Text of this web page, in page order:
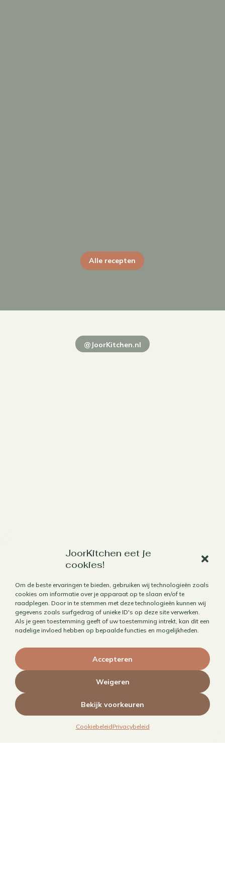
JoorKitchen eet je
cookies!
Om de beste ervaringen te bieden, gebruiken wij technologieën zoals
cookies om informatie over je apparaat op te slaan en/of te
raadplegen. Door in te stemmen met deze technologieën kunnen wij
gegevens zoals surfgedrag of unieke ID's op deze site verwerken.
Als je geen toestemming geeft of uw toestemming intrekt, kan dit een
nadelige invloed hebben op bepaalde functies en mogelijkheden.
Accepteren
Weigeren
Bekijk voorkeuren
CookiebeleidPrivacybeleid
Alle recepten
@JoorKitchen.nl
Werk met mij samen
Horecafotografie
Receptontwikkeling
Brandingfotografie voor foodies
MAIN – Contentjaarabonnement